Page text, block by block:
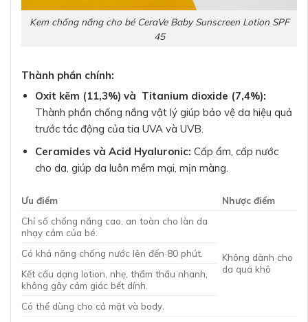
Kem chống nắng cho bé CeraVe Baby Sunscreen Lotion SPF
45
Thành phần chính:
Oxit kẽm (11,3%) và Titanium dioxide (7,4%):
Thành phần chống nắng vật lý giúp bảo vệ da hiệu quả
trước tác động của tia UVA và UVB.
Ceramides và Acid Hyaluronic: Cấp ẩm, cấp nước
cho da, giúp da luôn mềm mại, mịn màng.
Ưu điểm
Nhược điểm
Chỉ số chống nắng cao, an toàn cho làn da
nhạy cảm của bé.
Không dành cho
da quá khô
Có khả năng chống nước lên đến 80 phút.
Kết cấu dạng lotion, nhẹ, thẩm thấu nhanh,
không gây cảm giác bết dính.
Có thể dùng cho cả mặt và body.